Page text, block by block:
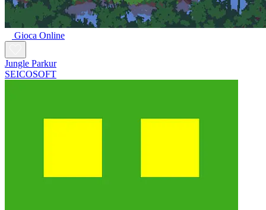
Gioca Online
Jungle Parkur
SEICOSOFT